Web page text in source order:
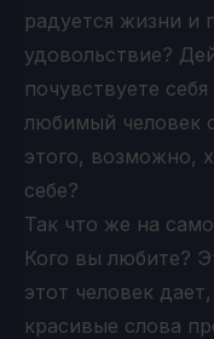
радуется жизни и
удовольствие?
почувствуете
любимый человек
этого, возможно,
себе?
Так что же на
Кого вы любите?
этот человек
красивые слова